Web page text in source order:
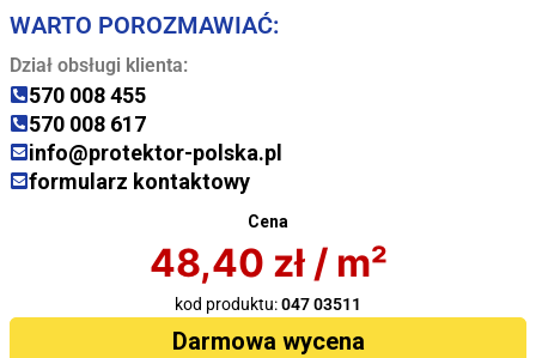
WARTO POROZMAWIAĆ:
Dział obsługi klienta:
570 008 455
570 008 617
info@protektor-polska.pl
formularz kontaktowy
Cena
48,40 zł / m²
kod produktu:047 03511
Darmowa wycena